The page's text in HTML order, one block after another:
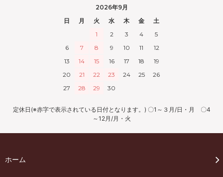
2026年9月
日
月 火 水 木 金
土
1
2 3 4
5
6
7 8 9 10 11
12
13
14 15 16 17 18
19
20
21 22 23 24 25
26
27
28 29 30
定休日(※赤字で表示されている日付となります。) 〇1～３月/日・月 〇4
～12月/月・火
ホーム